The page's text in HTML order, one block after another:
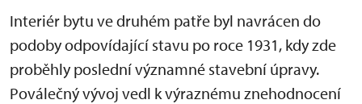
Interiér bytu ve druhém patře byl navrácen do
podoby odpovídající stavu po roce 1931, kdy zde
proběhly poslední významné stavební úpravy.
Poválečný vývoj vedl k výraznému znehodnocení